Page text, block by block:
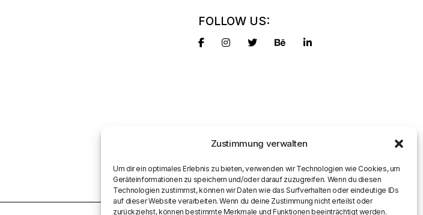
Zustimmung verwalten
Um dir ein optimales Erlebnis zu bieten, verwenden wir Technologien wie Cookies, um
Geräteinformationen zu speichern und/oder darauf zuzugreifen. Wenn du diesen
Technologien zustimmst, können wir Daten wie das Surfverhalten oder eindeutige IDs
auf dieser Website verarbeiten. Wenn du deine Zustimmung nicht erteilst oder
zurückziehst, können bestimmte Merkmale und Funktionen beeinträchtigt werden.
FOLLOW US: